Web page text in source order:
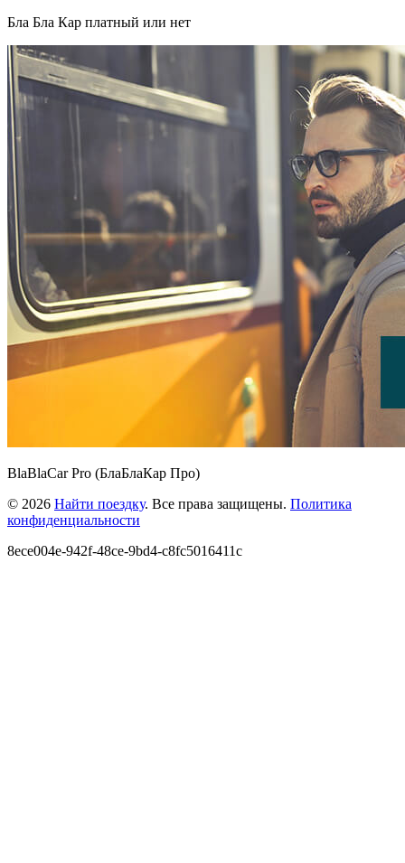
Бла Бла Кар платный или нет
BlaBlaCar Pro (БлаБлаКар Про)
© 2026 Найти поездку. Все права защищены. Политика
конфиденциальности
8ece004e-942f-48ce-9bd4-c8fc5016411c